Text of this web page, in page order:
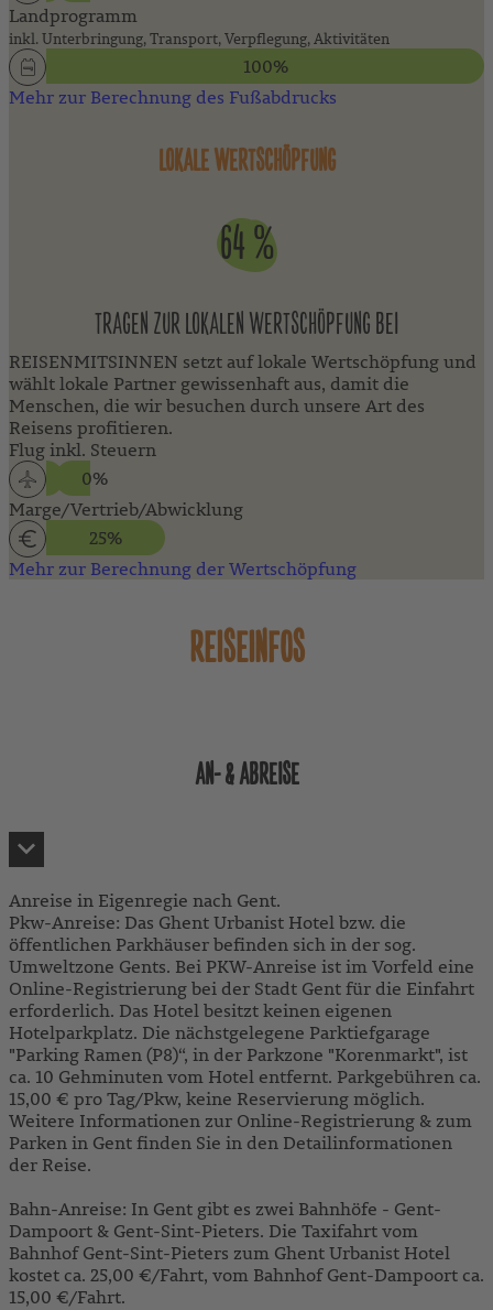
Landprogramm
inkl. Unterbringung, Transport, Verpflegung, Aktivitäten
100%
Mehr zur Berechnung des Fußabdrucks
LOKALE WERTSCHÖPFUNG
64 %
TRAGEN ZUR LOKALEN WERTSCHÖPFUNG BEI
REISENMITSINNEN setzt auf lokale Wertschöpfung und
wählt lokale Partner gewissenhaft aus, damit die
Menschen, die wir besuchen durch unsere Art des
Reisens profitieren.
Flug inkl. Steuern
0%
Marge/Vertrieb/Abwicklung
25%
Mehr zur Berechnung der Wertschöpfung
REISEINFOS
AN- & ABREISE
Anreise in Eigenregie nach Gent.
Pkw-Anreise: Das Ghent Urbanist Hotel bzw. die
öffentlichen Parkhäuser befinden sich in der sog.
Umweltzone Gents. Bei PKW-Anreise ist im Vorfeld eine
Online-Registrierung bei der Stadt Gent für die Einfahrt
erforderlich. Das Hotel besitzt keinen eigenen
Hotelparkplatz. Die nächstgelegene Parktiefgarage
"Parking Ramen (P8)“, in der Parkzone "Korenmarkt", ist
ca. 10 Gehminuten vom Hotel entfernt. Parkgebühren ca.
15,00 € pro Tag/Pkw, keine Reservierung möglich.
Weitere Informationen zur Online-Registrierung & zum
Parken in Gent finden Sie in den Detailinformationen
der Reise.
Bahn-Anreise: In Gent gibt es zwei Bahnhöfe - Gent-
Dampoort & Gent-Sint-Pieters. Die Taxifahrt vom
Bahnhof Gent-Sint-Pieters zum Ghent Urbanist Hotel
kostet ca. 25,00 €/Fahrt, vom Bahnhof Gent-Dampoort ca.
15,00 €/Fahrt.